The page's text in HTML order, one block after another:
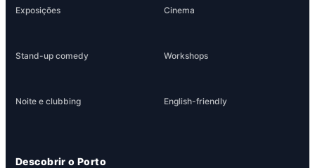
Exposições Cinema
Stand-up comedy Workshops
Noite e clubbing English-friendly
Descobrir o Porto